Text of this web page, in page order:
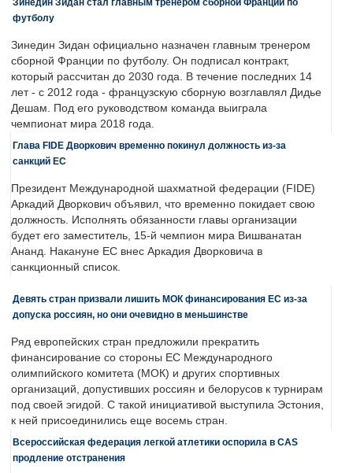
Зинедин Зидан стал главным тренером сборной Франции по
футболу
Зинедин Зидан официально назначен главным тренером
сборной Франции по футболу. Он подписал контракт,
который рассчитан до 2030 года. В течение последних 14
лет - с 2012 года - французскую сборную возглавлял Дидье
Дешам. Под его руководством команда выиграла
чемпионат мира 2018 года.
Глава FIDE Дворкович временно покинул должность из-за
санкций ЕС
Президент Международной шахматной федерации (FIDE)
Аркадий Дворкович объявил, что временно покидает свою
должность. Исполнять обязанности главы организации
будет его заместитель, 15-й чемпион мира Вишванатан
Ананд. Накануне ЕС внес Аркадия Дворковича в
санкционный список.
Девять стран призвали лишить МОК финансирования ЕС из-за
допуска россиян, но они очевидно в меньшинстве
Ряд европейских стран предложили прекратить
финансирование со стороны ЕС Международного
олимпийского комитета (МОК) и других спортивных
организаций, допустивших россиян и белорусов к турнирам
под своей эгидой. С такой инициативой выступила Эстония,
к ней присоединились еще восемь стран.
Всероссийская федерация легкой атлетики оспорила в CAS
продление отстранения